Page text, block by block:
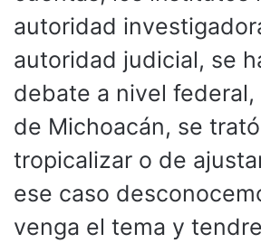
autoridad
autoridad judicial, se
debate a nivel federal,
de Michoacán, se
tropicalizar o de
ese caso
venga el tema y